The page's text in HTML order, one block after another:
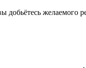
желаемого